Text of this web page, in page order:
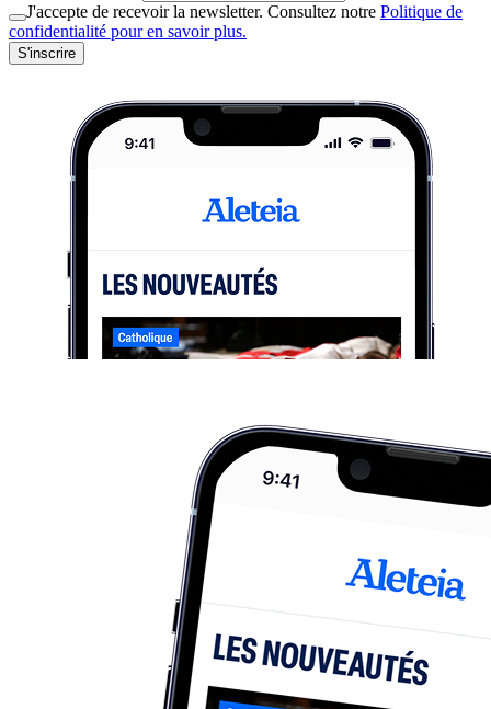
J'accepte de recevoir la newsletter. Consultez notre Politique de
confidentialité pour en savoir plus.
S'inscrire